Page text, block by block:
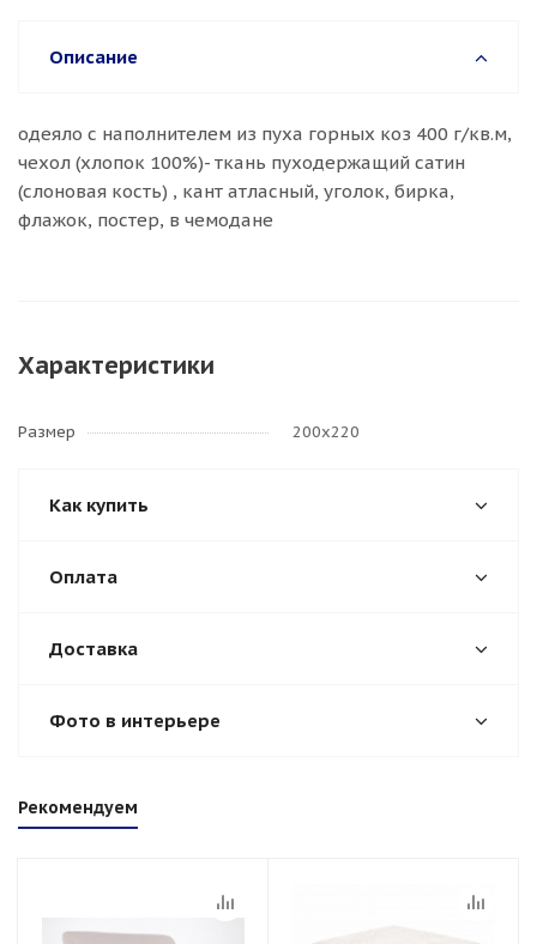
Описание
одеяло с наполнителем из пуха горных коз 400 г/кв.м,
чехол (хлопок 100%)- ткань пуходержащий сатин
(слоновая кость) , кант атласный, уголок, бирка,
флажок, постер, в чемодане
Характеристики
Размер 200х220
Как купить
Оплата
Доставка
Фото в интерьере
Рекомендуем